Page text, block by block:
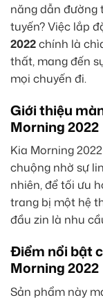
năng dẫn đường
tuyến? Việc lắp
2022chính là
thất, mang đến
mọi chuyến đi.
Giới thiệu
Morning 2022
Kia Morning
chuộng nhờ sự
nhiên, để tối ưu
trang bị một hệ
đầu zin là nhu
Điểm nổi bật
Morning 2022
Sản phẩm này